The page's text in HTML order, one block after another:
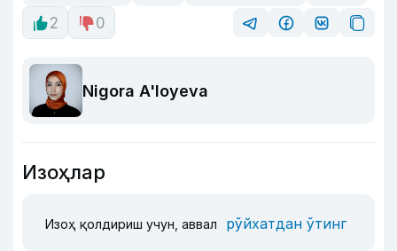
2
0
Nigora A'loyeva
Изоҳлар
Изоҳ қолдириш учун, аввал рўйхатдан ўтинг